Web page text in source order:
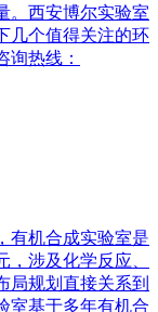
。西安博尔实验室
几个值得关注的环
询热线：
有机合成实验室是
涉及化学反应、
局规划直接关系到
室基于多年有机合